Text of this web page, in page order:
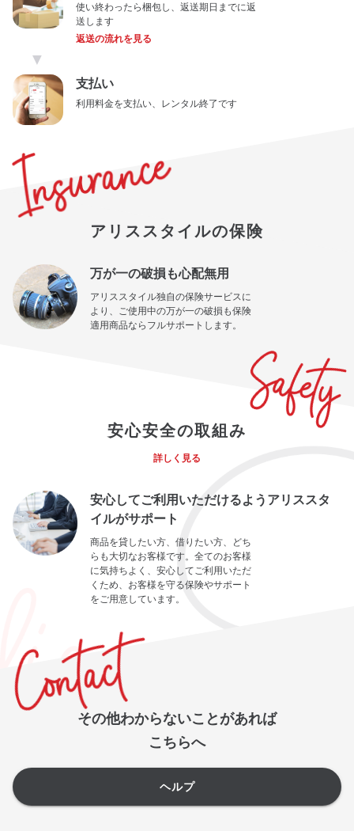
使い終わったら梱包し、返送期日までに返
送します
返送の流れを見る
▼
支払い
利用料金を支払い、レンタル終了です
アリススタイルの保険
万が一の破損も心配無用
アリススタイル独自の保険サービスに
より、ご使用中の万が一の破損も保険
適用商品ならフルサポートします。
安心安全の取組み
詳しく見る
安心してご利用いただけるようアリススタ
イルがサポート
商品を貸したい方、借りたい方、どち
らも大切なお客様です。全てのお客様
に気持ちよく、安心してご利用いただ
くため、お客様を守る保険やサポート
をご用意しています。
その他わからないことがあれば
こちらへ
ヘルプ